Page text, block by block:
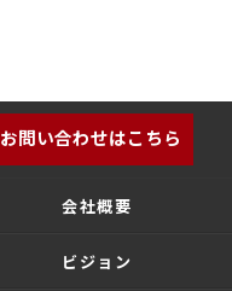
お問い合わせはこちら
会社概要
ビジョン